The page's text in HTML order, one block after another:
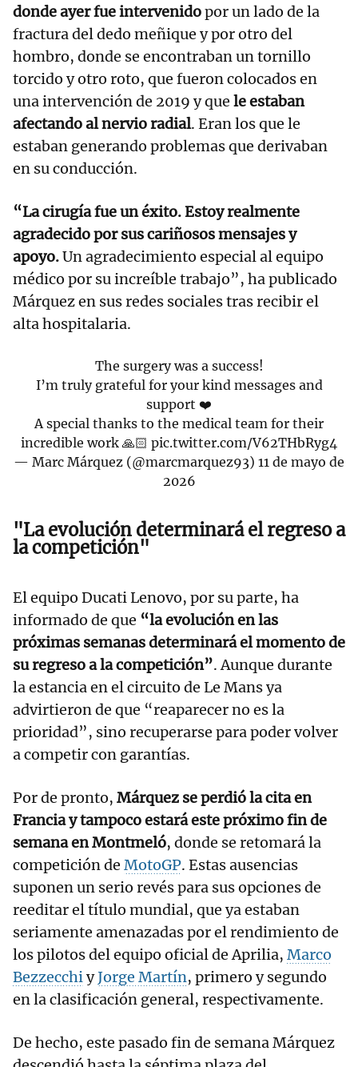
donde ayer fue intervenidopor un lado de la
fractura del dedo meñique y por otro del
hombro, donde se encontraban un tornillo
torcido y otro roto, que fueron colocados en
una intervención de 2019 y que le estaban
afectando al nervio radial. Eran los que le
estaban generando problemas que derivaban
en su conducción.
“La cirugía fue un éxito. Estoy realmente
agradecido por sus cariñosos mensajes y
apoyo.Un agradecimiento especial al equipo
médico por su increíble trabajo”, ha publicado
Márquez en sus redes sociales tras recibir el
alta hospitalaria.
The surgery was a success!
I’m truly grateful for your kind messages and
support ❤️
A special thanks to the medical team for their
incredible work 🙏🏻 pic.twitter.com/V62THbRyg4
— Marc Márquez (@marcmarquez93) 11 de mayo de
2026
"La evolución determinará el regreso a
la competición"
El equipo Ducati Lenovo, por su parte, ha
informado de que “la evolución en las
próximas semanas determinará el momento de
su regreso a la competición”. Aunque durante
la estancia en el circuito de Le Mans ya
advirtieron de que “reaparecer no es la
prioridad”, sino recuperarse para poder volver
a competir con garantías.
Por de pronto, Márquez se perdió la cita en
Francia y tampoco estará este próximo fin de
semana en Montmeló, donde se retomará la
competición de MotoGP. Estas ausencias
suponen un serio revés para sus opciones de
reeditar el título mundial, que ya estaban
seriamente amenazadas por el rendimiento de
los pilotos del equipo oficial de Aprilia, Marco
BezzecchiyJorge Martín, primero y segundo
en la clasificación general, respectivamente.
De hecho, este pasado fin de semana Márquez